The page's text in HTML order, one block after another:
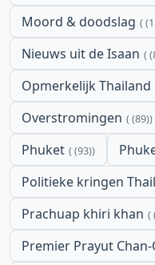
Moord & doodslag
Nieuws uit de Isaan
Opmerkelijk Thailand
Overstromingen (89)
Phuket (93)
Politieke kringen
Prachuap khiri khan
Premier Prayut Chan-